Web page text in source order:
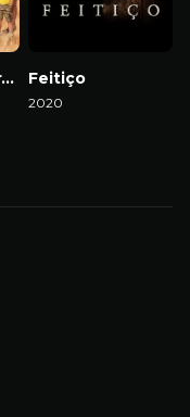
Juntos e Misturados Feitiço
2020